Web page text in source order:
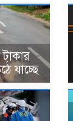
যাচ্ছে